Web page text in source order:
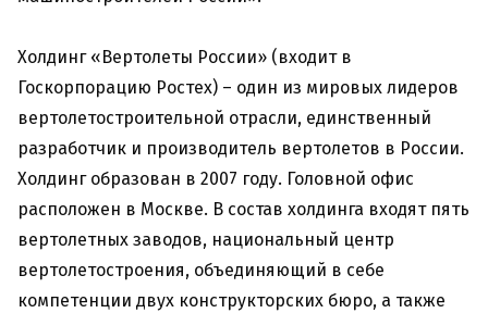
Холдинг «Вертолеты России» (входит в
Госкорпорацию Ростех) – один из мировых лидеров
вертолетостроительной отрасли, единственный
разработчик и производитель вертолетов в России.
Холдинг образован в 2007 году. Головной офис
расположен в Москве. В состав холдинга входят пять
вертолетных заводов, национальный центр
вертолетостроения, объединяющий в себе
компетенции двух конструкторских бюро, а также